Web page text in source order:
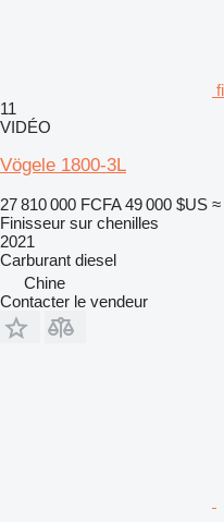
11
VIDÉO
Vögele 1800-3L
27 810 000 FCFA 49 000 $US ≈
Finisseur sur chenilles
2021
Carburant diesel
Chine
Contacter le vendeur